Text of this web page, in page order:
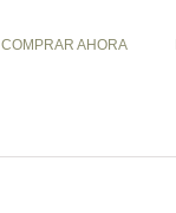
COMPRAR AHORA